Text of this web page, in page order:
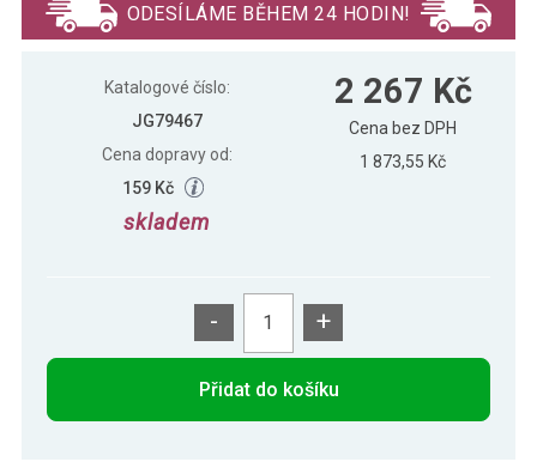
ODESÍLÁME BĚHEM 24 HODIN!
Katalogové číslo:
JG79467
Cena dopravy od:
159 Kč
skladem
2 267 Kč
Cena bez DPH
1 873,55 Kč
- +
Přidat do košíku